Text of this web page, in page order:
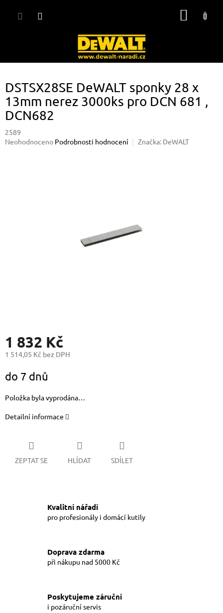
DSTSX28SE DeWALT sponky 28 x
13mm nerez 3000ks pro DCN 681 ,
DCN682
2589
Průměrné
Neohodnoceno Podrobnosti hodnocení Značka: DeWALT
1 832 Kč
1 514,05 Kč bez DPH
cena:
do 7 dnů
Položka byla vyprodána…
Detailní informace
ZEPTAT SE HLÍDAT SDÍLET
Kvalitní nářadí
pro profesionály i domácí kutily
Doprava zdarma
při nákupu nad 5000 Kč
Poskytujeme záruční
i pozáruční servis